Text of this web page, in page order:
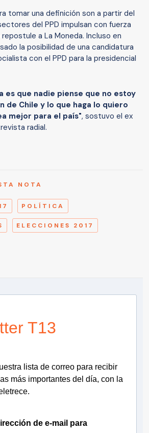
tomar una definición son a partir del
del PPD impulsan con fuerza
a La Moneda. Incluso en
la posibilidad de una candidatura
con el PPD para la presidencial
es que nadie piense que no estoy
de Chile y lo que haga lo quiero
mejor para el país", sostuvo el ex
radial.
NOTA
POLÍTICA
ELECCIONES 2017
T13
lista de correo para recibir
más importantes del día, con la
de e-mail para